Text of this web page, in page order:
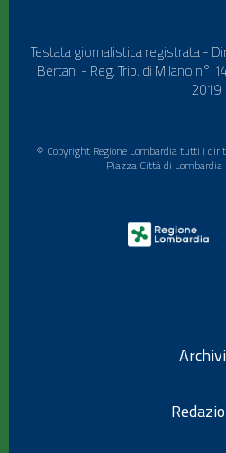
Testata giornalistica registrata -
Bertani - Reg. Trib. di Milano n°
2019
© Copyright Regione Lombardia tutti i
Piazza Città di